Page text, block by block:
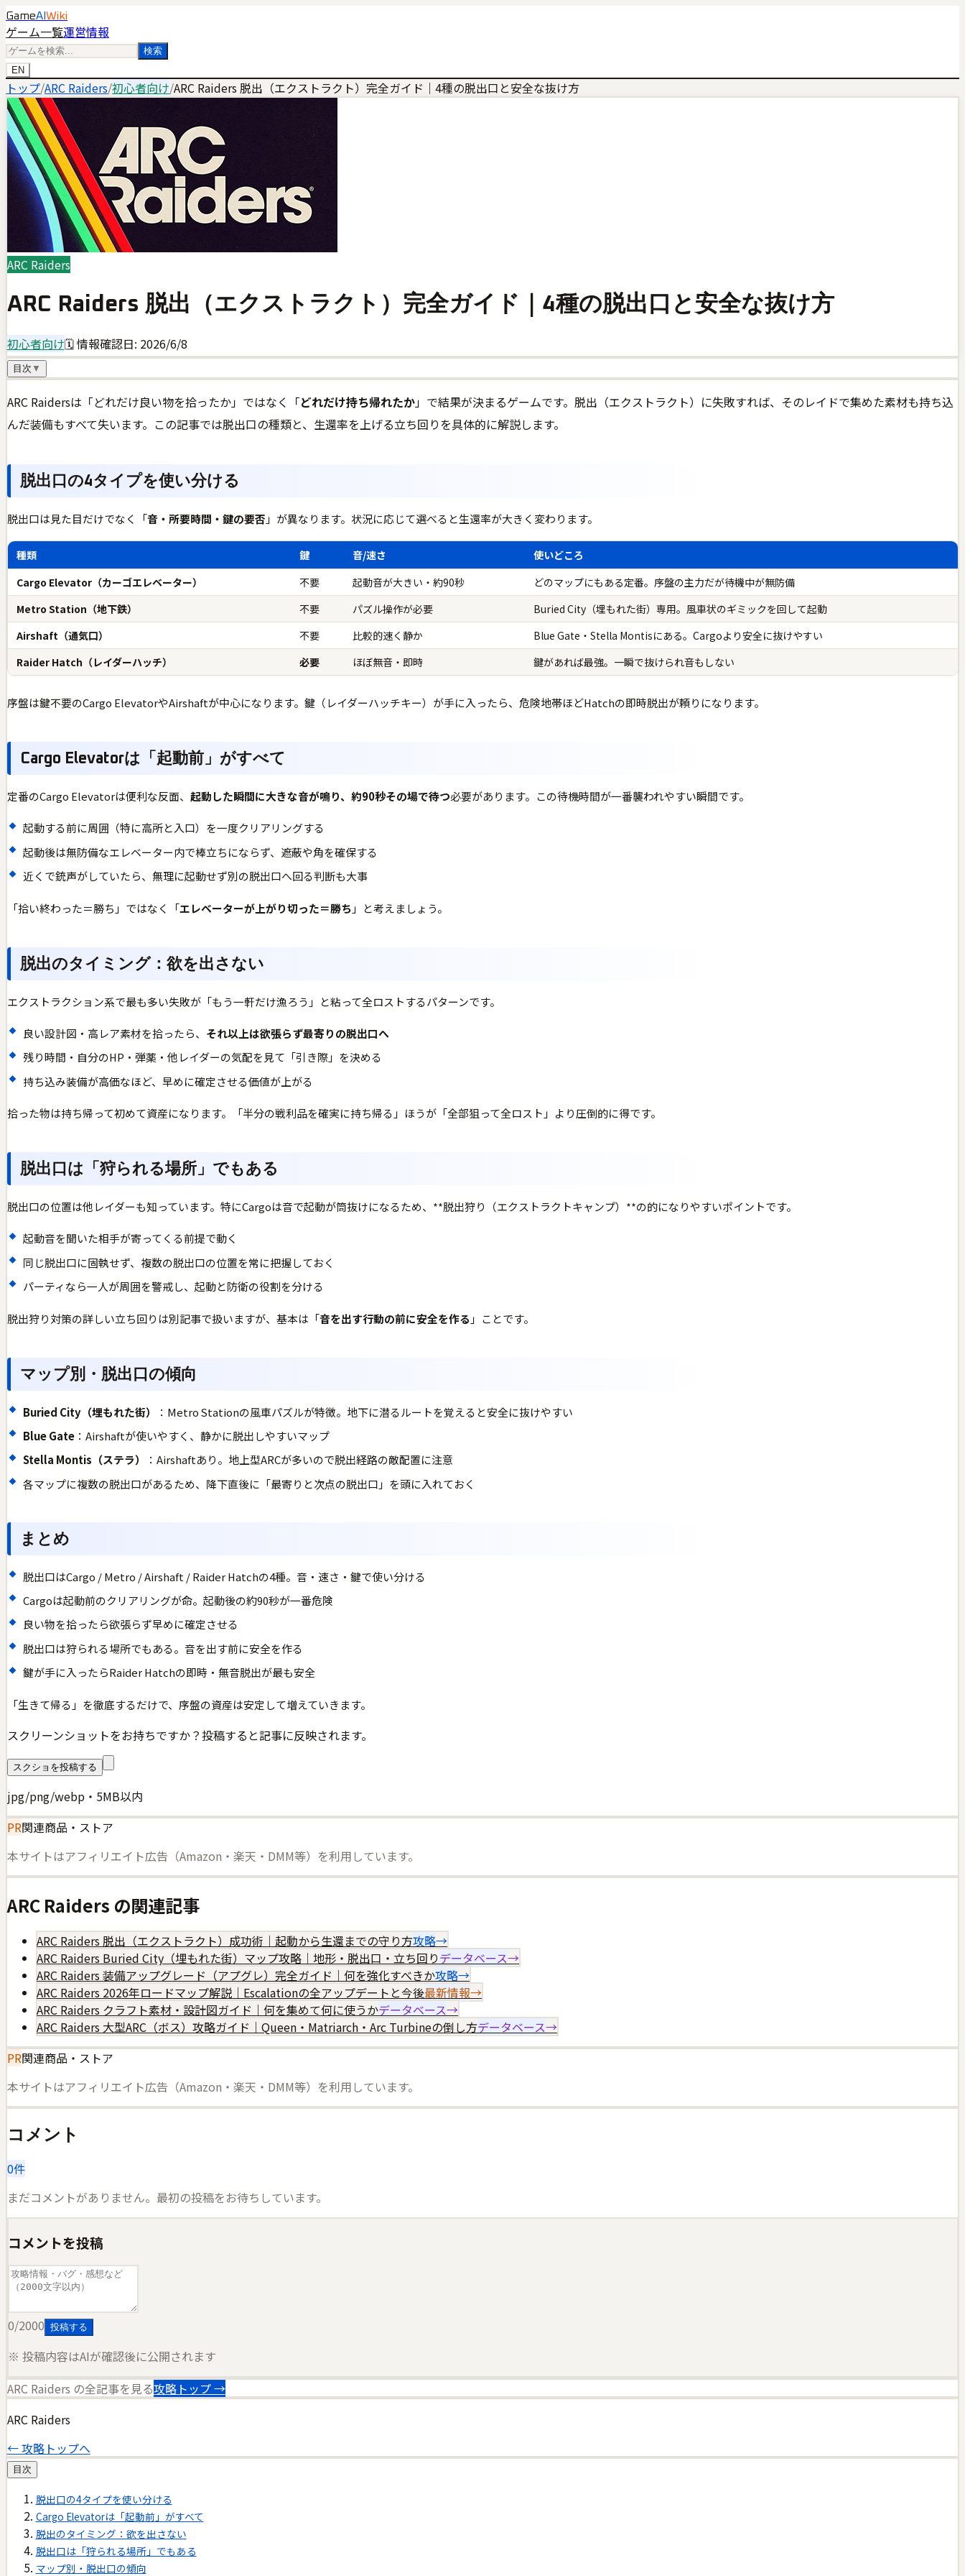
GameAI Wiki
ゲーム一覧運営情報
検索
EN
トップ/ARC Raiders/初心者向け/ARC Raiders 脱出（エクストラクト）完全ガイド｜4種の脱出口と安全な抜け方
ARC Raiders
ARC Raiders 脱出（エクストラクト）完全ガイド｜4種の脱出口と安全な抜け方
初心者向け🗓 情報確認日: 2026/6/8
目次 ▼
ARC Raidersは「どれだけ良い物を拾ったか」ではなく「どれだけ持ち帰れたか」で結果が決まるゲームです。脱出（エクストラクト）に失敗すれば、そのレイドで集めた素材も持ち込
んだ装備もすべて失います。この記事では脱出口の種類と、生還率を上げる立ち回りを具体的に解説します。
脱出口の4タイプを使い分ける
脱出口は見た目だけでなく「音・所要時間・鍵の要否 」が異なります。状況に応じて選べると生還率が大きく変わります。
種類 鍵 音/速さ
使いどころ
Cargo Elevator（カーゴエレベーター）
不要 起動音が大きい・約90秒
どのマップにもある定番。序盤の主力だが待機中が無防備
Metro Station（地下鉄）
不要 パズル操作が必要
Buried City（埋もれた街）専用。風車状のギミックを回して起動
Airshaft（通気口）
不要 比較的速く静か
Blue Gate・Stella Montisにある。Cargoより安全に抜けやすい
Raider Hatch（レイダーハッチ）
必要 ほぼ無音・即時 鍵があれば最強。一瞬で抜けられ音もしない
序盤は鍵不要のCargo ElevatorやAirshaftが中心になります。鍵（レイダーハッチキー）が手に入ったら、危険地帯ほどHatchの即時脱出が頼りになります。
Cargo Elevatorは「起動前」がすべて
定番のCargo Elevatorは便利な反面、 起動した瞬間に大きな音が鳴り、約90秒その場で待つ必要があります。この待機時間が一番襲われやすい瞬間です。
起動する前に周囲（特に高所と入口）を一度クリアリングする
起動後は無防備なエレベーター内で棒立ちにならず、遮蔽や角を確保する
近くで銃声がしていたら、無理に起動せず別の脱出口へ回る判断も大事
「拾い終わった＝勝ち」ではなく「エレベーターが上がり切った＝勝ち 」と考えましょう。
脱出のタイミング：欲を出さない
エクストラクション系で最も多い失敗が「もう一軒だけ漁ろう」と粘って全ロストするパターンです。
良い設計図・高レア素材を拾ったら、 それ以上は欲張らず最寄りの脱出口へ
残り時間・自分のHP・弾薬・他レイダーの気配を見て「引き際」を決める
持ち込み装備が高価なほど、早めに確定させる価値が上がる
拾った物は持ち帰って初めて資産になります。「半分の戦利品を確実に持ち帰る」ほうが「全部狙って全ロスト」より圧倒的に得です。
脱出口は「狩られる場所」でもある
脱出口の位置は他レイダーも知っています。特にCargoは音で起動が筒抜けになるため、**脱出狩り（エクストラクトキャンプ）**の的になりやすいポイントです。
起動音を聞いた相手が寄ってくる前提で動く
同じ脱出口に固執せず、複数の脱出口の位置を常に把握しておく
パーティなら一人が周囲を警戒し、起動と防衛の役割を分ける
脱出狩り対策の詳しい立ち回りは別記事で扱いますが、基本は「音を出す行動の前に安全を作る 」ことです。
マップ別・脱出口の傾向
Buried City（埋もれた街）
：Metro Stationの風車パズルが特徴。地下に潜るルートを覚えると安全に抜けやすい
Blue Gate：Airshaftが使いやすく、静かに脱出しやすいマップ
Stella Montis（ステラ）
：Airshaftあり。地上型ARCが多いので脱出経路の敵配置に注意
各マップに複数の脱出口があるため、降下直後に「最寄りと次点の脱出口」を頭に入れておく
まとめ
脱出口はCargo / Metro / Airshaft / Raider Hatchの4種。音・速さ・鍵で使い分ける
Cargoは起動前のクリアリングが命。起動後の約90秒が一番危険
良い物を拾ったら欲張らず早めに確定させる
脱出口は狩られる場所でもある。音を出す前に安全を作る
鍵が手に入ったらRaider Hatchの即時・無音脱出が最も安全
「生きて帰る」を徹底するだけで、序盤の資産は安定して増えていきます。
スクリーンショットをお持ちですか？投稿すると記事に反映されます。
スクショを投稿する
jpg/png/webp・5MB以内
PR関連商品・ストア
本サイトはアフィリエイト広告（Amazon・楽天・DMM等）を利用しています。
ARC Raiders の関連記事
ARC Raiders 脱出（エクストラクト）成功術｜起動から生還までの守り方攻略→
ARC Raiders Buried City（埋もれた街）マップ攻略｜地形・脱出口・立ち回りデータベース→
ARC Raiders 装備アップグレード（アプグレ）完全ガイド｜何を強化すべきか攻略→
ARC Raiders 2026年ロードマップ解説｜Escalationの全アップデートと今後最新情報→
ARC Raiders クラフト素材・設計図ガイド｜何を集めて何に使うかデータベース→
ARC Raiders 大型ARC（ボス）攻略ガイド｜Queen・Matriarch・Arc Turbineの倒し方データベース→
PR関連商品・ストア
本サイトはアフィリエイト広告（Amazon・楽天・DMM等）を利用しています。
コメント
0件
まだコメントがありません。最初の投稿をお待ちしています。
コメントを投稿
0/2000 投稿する
※ 投稿内容はAIが確認後に公開されます
ARC Raiders の全記事を見る攻略トップ →
ARC Raiders
← 攻略トップへ
目次
脱出口の4タイプを使い分ける
Cargo Elevatorは「起動前」がすべて
脱出のタイミング：欲を出さない
脱出口は「狩られる場所」でもある
マップ別・脱出口の傾向